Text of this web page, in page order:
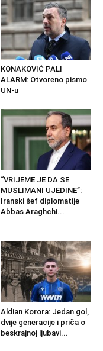
KONAKOVIĆ PALI
ALARM: Otvoreno pismo
UN-u
“VRIJEME JE DA SE
MUSLIMANI UJEDINE”:
Iranski šef diplomatije
Abbas Araghchi...
Aldian Korora: Jedan gol,
dvije generacije i priča o
beskrajnoj ljubavi...